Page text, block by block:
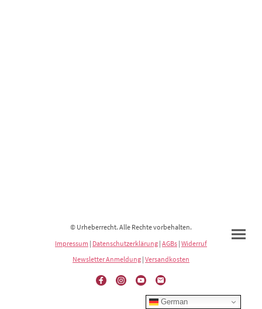
© Urheberrecht. Alle Rechte vorbehalten.
Impressum | Datenschutzerklärung | AGBs | Widerruf
Newsletter Anmeldung | Versandkosten
German